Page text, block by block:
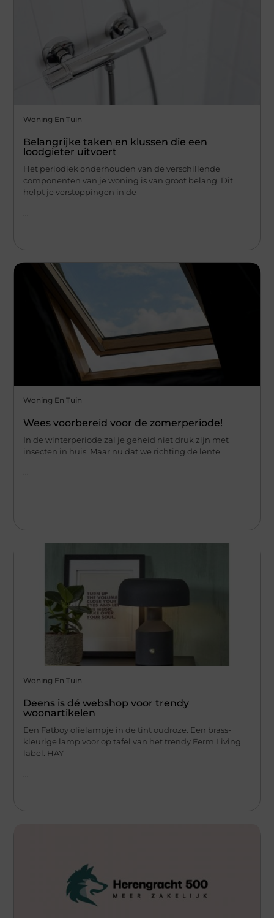
Woning En Tuin
Belangrijke taken en klussen die een
loodgieter uitvoert
Het periodiek onderhouden van de verschillende
componenten van je woning is van groot belang. Dit
helpt je verstoppingen in de
Woning En Tuin
Wees voorbereid voor de zomerperiode!
In de winterperiode zal je geheid niet druk zijn met
insecten in huis. Maar nu dat we richting de lente
Woning En Tuin
Deens is dé webshop voor trendy
woonartikelen
Een Fatboy olielampje in de tint oudroze. Een brass-
kleurige lamp voor op tafel van het trendy Ferm Living
label. HAY